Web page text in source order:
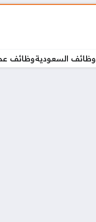
وظائف السعوديةوظائف